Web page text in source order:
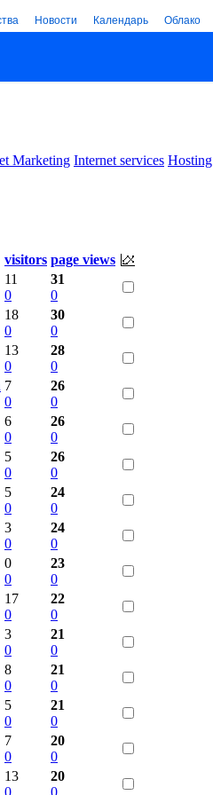
Новости Календарь Облако
Marketing Internet services Hosting
visitors page views
11
0
31
0
18
0
30
0
13
0
28
0
7
0
26
0
6
0
26
0
5
0
26
0
5
0
24
0
3
0
24
0
0
0
23
0
17
0
22
0
3
0
21
0
8
0
21
0
5
0
21
0
7
0
20
0
13
0
20
0